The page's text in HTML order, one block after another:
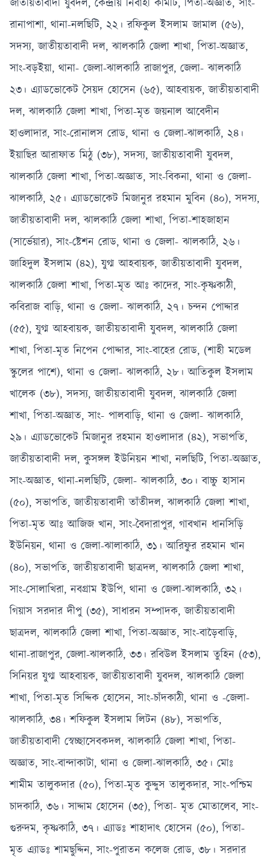
জাতীয়তাবাদী যুবদল, কেন্দ্রীয় নির্বাহী কমিটি, পিতা-অজ্ঞাত, সাং-
রানাপাশা, থানা-নলছিটি, ২২। রফিকুল ইসলাম জামাল (৫৬),
সদস্য, জাতীয়তাবাদী দল, ঝালকাঠি জেলা শাখা, পিতা-অজ্ঞাত,
সাং-বড়ইয়া, থানা- জেলা-ঝালকাঠি রাজাপুর, জেলা- ঝালকাঠি
২৩। এ্যাডভোকেট সৈয়দ হোসেন (৬৫), আহবায়ক, জাতীয়তাবাদী
দল, ঝালকাঠি জেলা শাখা, পিতা-মৃত জয়নাল আবেদীন
হাওলাদার, সাং-রোনালস রোড, থানা ও জেলা-ঝালকাঠি, ২৪।
ইয়াছির আরাফাত মিঠু (৩৮), সদস্য, জাতীয়তাবাদী যুবদল,
ঝালকাঠি জেলা শাখা, পিতা-অজ্ঞাত, সাং-বিকনা, থানা ও জেলা-
ঝালকাঠি, ২৫। এ্যাডভোকেট মিজানুর রহমান মুবিন (৪০), সদস্য,
জাতীয়তাবাদী দল, ঝালকাঠি জেলা শাখা, পিতা-শাহজাহান
(সার্ভেয়ার), সাং-ষ্টেশন রোড, থানা ও জেলা- ঝালকাঠি, ২৬।
জাহিদুল ইসলাম (৪২), যুগ্ম আহবায়ক, জাতীয়তাবাদী যুবদল,
ঝালকাঠি জেলা শাখা, পিতা-মৃত আঃ কাদের, সাং-কৃষ্ণকাঠী,
কবিরাজ বাড়ি, থানা ও জেলা- ঝালকাঠি, ২৭। চন্দন পোদ্দার
(৫৫), যুগ্ম আহবায়ক, জাতীয়তাবাদী যুবদল, ঝালকাঠি জেলা
শাখা, পিতা-মৃত নিপেন পোদ্দার, সাং-বাহের রোড, (শাহী মডেল
স্কুলের পাশে), থানা ও জেলা- ঝালকাঠি, ২৮। আতিকুল ইসলাম
খালেক (৩৮), সদস্য, জাতীয়তাবাদী যুবদল, ঝালকাঠি জেলা
শাখা, পিতা-অজ্ঞাত, সাং- পালবাড়ি, থানা ও জেলা- ঝালকাঠি,
২৯। এ্যাডভোকেট মিজানুর রহমান হাওলাদার (৪২), সভাপতি,
জাতীয়তাবাদী দল, কুসঙ্গল ইউনিয়ন শাখা, নলছিটি, পিতা-অজ্ঞাত,
সাং-অজ্ঞাত, থানা-নলছিটি, জেলা- ঝালকাঠি, ৩০। বাচ্চু হাসান
(৫০), সভাপতি, জাতীয়তাবাদী তাঁতীদল, ঝালকাঠি জেলা শাখা,
পিতা-মৃত আঃ আজিজ খান, সাং-বৈদারাপুর, গাবখান ধানসিড়ি
ইউনিয়ন, থানা ও জেলা-ঝালাকাঠি, ৩১। আরিফুর রহমান খান
(৪০), সভাপতি, জাতীয়তাবাদী ছাত্রদল, ঝালকাঠি জেলা শাখা,
সাং-সোলাখিরা, নবগ্রাম ইউপি, থানা ও জেলা-ঝালকাঠি, ৩২।
গিয়াস সরদার দীপু (৩৫), সাধারন সম্পাদক, জাতীয়তাবাদী
ছাত্রদল, ঝালকাঠি জেলা শাখা, পিতা-অজ্ঞাত, সাং-বাড়ৈবাড়ি,
থানা-রাজাপুর, জেলা-ঝালকাঠি, ৩৩। রবিউল ইসলাম তুহিন (৫৩),
সিনিয়র যুগ্ম আহবায়ক, জাতীয়তাবাদী যুবদল, ঝালকাঠি জেলা
শাখা, পিতা-মৃত সিদ্দিক হোসেন, সাং-চাঁদকাঠী, থানা ও -জেলা-
ঝালকাঠি, ৩৪। শফিকুল ইসলাম লিটন (৪৮), সভাপতি,
জাতীয়তাবাদী স্বেচ্ছাসেবকদল, ঝালকাঠি জেলা শাখা, পিতা-
অজ্ঞাত, সাং-বান্দাকাটা, থানা ও জেলা-ঝালকাঠি, ৩৫। মোঃ
শামীম তালুকদার (৫০), পিতা-মৃত কুদ্দুস তালুকদার, সাং-পশ্চিম
চাদকাঠি, ৩৬। সাদ্দাম হোসেন (৩৫), পিতা- মৃত মোতালেব, সাং-
গুরুদম, কৃষ্ণকাঠি, ৩৭। এ্যাডঃ শাহাদাৎ হোসেন (৫০), পিতা-
মৃত এ্যাডঃ শামছুদ্দিন, সাং-পুরাতন কলেজ রোড, ৩৮। সরদার